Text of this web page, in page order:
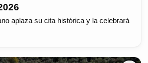
aplaza su cita histórica y la celebrará